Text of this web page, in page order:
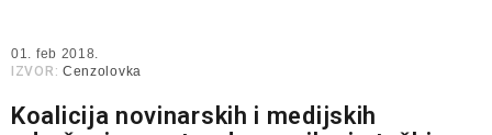
01. feb 2018.
IZVOR: Cenzolovka
Koalicija novinarskih i medijskih